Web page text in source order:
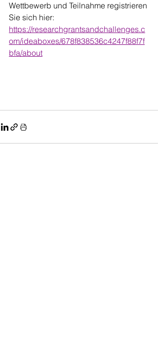
Wettbewerb und Teilnahme registrieren
Sie sich hier:
https://researchgrantsandchallenges.c
om/ideaboxes/678f838536c4247f88f7f
bfa/about